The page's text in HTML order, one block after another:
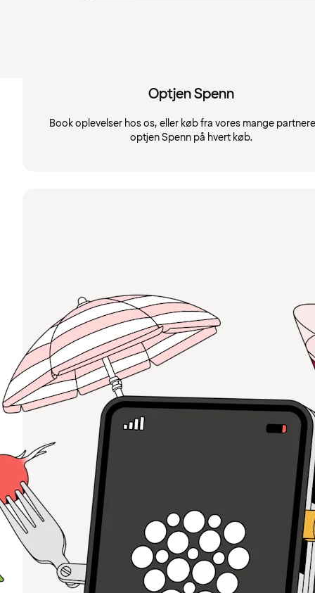
Optjen Spenn
Book oplevelser hos os, eller køb fra vores mange
optjen Spenn på hvert køb.